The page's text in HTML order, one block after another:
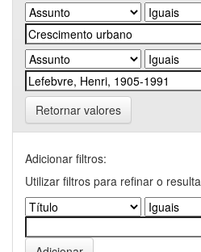
Retornar valores
Adicionar filtros:
Utilizar filtros para refinar o